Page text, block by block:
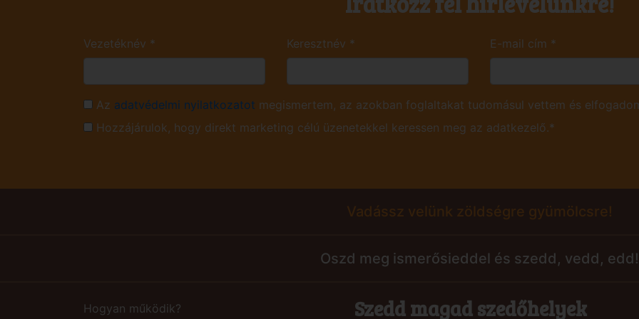
Vezetéknév * Keresztnév * E-mail cím *
Az adatvédelmi nyilatkozatot megismertem, az azokban foglaltakat tudomásul vettem és
Hozzájárulok, hogy direkt marketing célú üzenetekkel keressen meg az adatkezelő.*
Vadássz velünk zöldségre gyümölcsre!
Oszd meg ismerősieddel és szedd, vedd, edd!
Hogyan működik? Szedd magad szedőhelyek